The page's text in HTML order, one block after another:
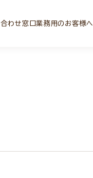
わせ窓口業務用のお客様へ